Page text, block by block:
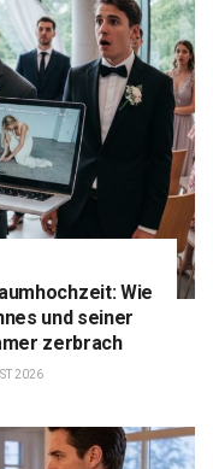
Wie
und seiner
zerbrach
2026